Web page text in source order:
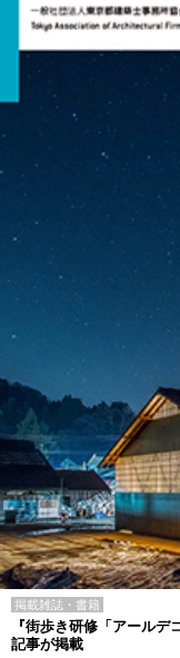
掲載雑誌・書籍
『街歩き研修「アール
記事が掲載